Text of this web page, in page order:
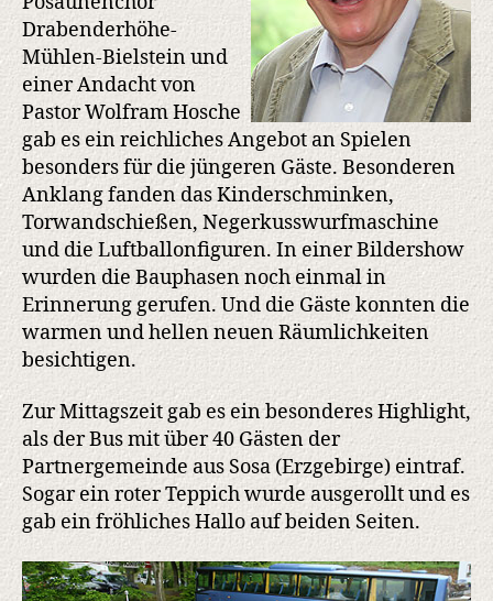
Drabenderhöhe-
Mühlen-Bielstein und
einer Andacht von
Pastor Wolfram Hosche
gab es ein reichliches Angebot an Spielen
besonders für die jüngeren Gäste. Besonderen
Anklang fanden das Kinderschminken,
Torwandschießen, Negerkusswurfmaschine
und die Luftballonfiguren. In einer Bildershow
wurden die Bauphasen noch einmal in
Erinnerung gerufen. Und die Gäste konnten die
warmen und hellen neuen Räumlichkeiten
besichtigen.
Zur Mittagszeit gab es ein besonderes Highlight,
als der Bus mit über 40 Gästen der
Partnergemeinde aus Sosa (Erzgebirge) eintraf.
Sogar ein roter Teppich wurde ausgerollt und es
gab ein fröhliches Hallo auf beiden Seiten.